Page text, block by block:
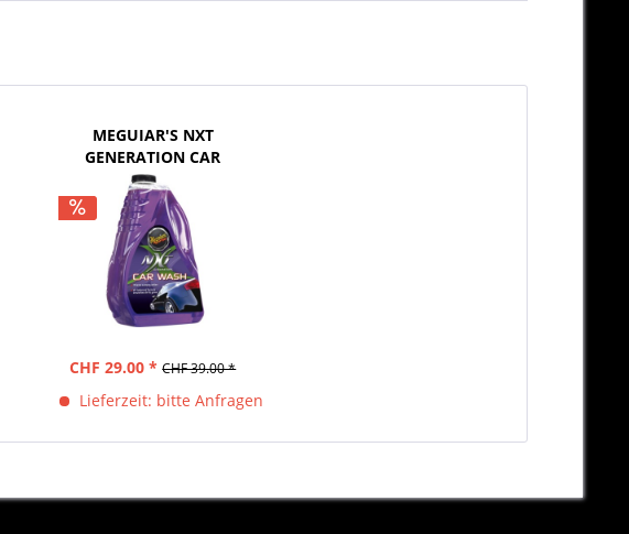
MEGUIAR'S NXT
GENERATION CAR
WASH (1892ml)
CHF 29.00 * CHF 39.00 *
Lieferzeit: bitte Anfragen